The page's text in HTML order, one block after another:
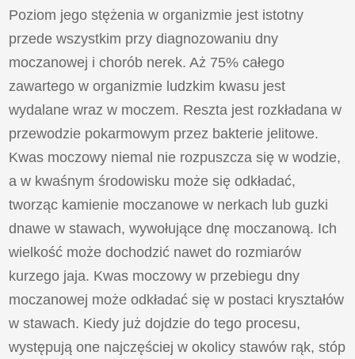
Poziom jego stężenia w organizmie jest istotny
przede wszystkim przy diagnozowaniu dny
moczanowej i chorób nerek. Aż 75% całego
zawartego w organizmie ludzkim kwasu jest
wydalane wraz w moczem. Reszta jest rozkładana w
przewodzie pokarmowym przez bakterie jelitowe.
Kwas moczowy niemal nie rozpuszcza się w wodzie,
a w kwaśnym środowisku może się odkładać,
tworząc kamienie moczanowe w nerkach lub guzki
dnawe w stawach, wywołujące dnę moczanową. Ich
wielkość może dochodzić nawet do rozmiarów
kurzego jaja. Kwas moczowy w przebiegu dny
moczanowej może odkładać się w postaci kryształów
w stawach. Kiedy już dojdzie do tego procesu,
występują one najczęściej w okolicy stawów rąk, stóp